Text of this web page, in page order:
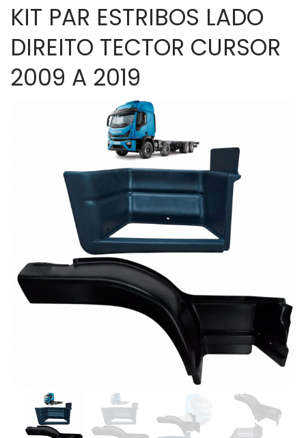
KIT PAR ESTRIBOS LADO
DIREITO TECTOR CURSOR
2009 A 2019